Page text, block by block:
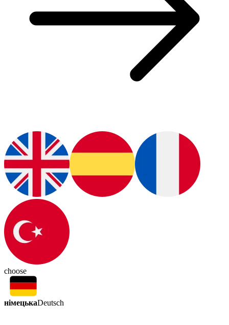
choose
німецькаDeutsch